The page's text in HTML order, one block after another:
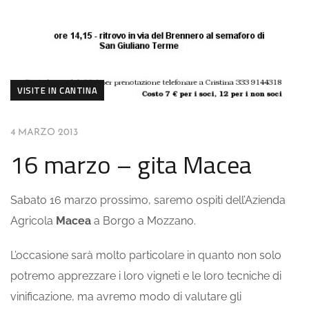
VISITE IN CANTINA
4 MARZO 2013
16 marzo – gita Macea
Sabato 16 marzo prossimo, saremo ospiti dell’Azienda
Agricola Macea a Borgo a Mozzano.
L’occasione sarà molto particolare in quanto non solo
potremo apprezzare i loro vigneti e le loro tecniche di
vinificazione, ma avremo modo di valutare gli